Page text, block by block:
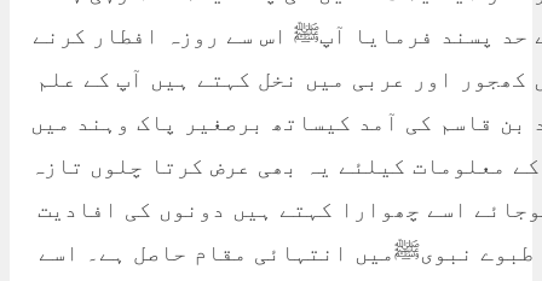
پسند فرمایا آپﷺ اس سے روزہ افطار کرنے
کھجور اور عربی میں نخل کہتے ہیں آپ کے علم
بن قاسم کی آمد کیساتھ برصغیر پاک وہند میں
معلومات کیلئے یہ بھی عرض کرتا چلوں تازہ
اسے چھوارا کہتے ہیں دونوں کی افادیت
نبویﷺمیں انتہائی مقام حاصل ہے۔ اسے